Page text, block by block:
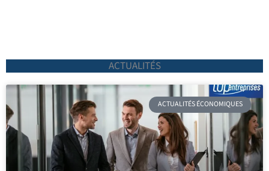
ACTUALITÉS
ACTUALITÉS ÉCONOMIQUES